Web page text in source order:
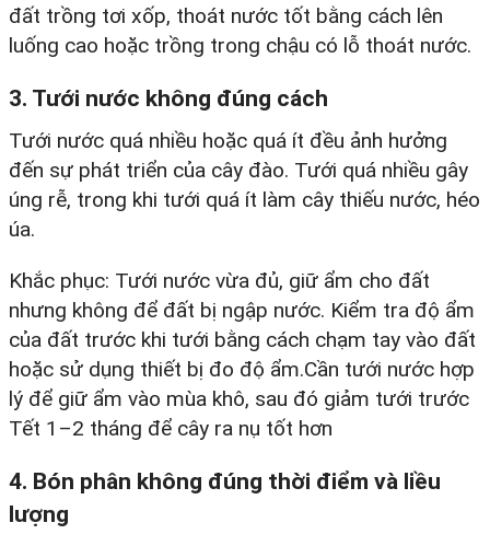
đất trồng tơi xốp, thoát nước tốt bằng cách lên
luống cao hoặc trồng trong chậu có lỗ thoát nước.​
3. Tưới nước không đúng cách
Tưới nước quá nhiều hoặc quá ít đều ảnh hưởng
đến sự phát triển của cây đào. Tưới quá nhiều gây
úng rễ, trong khi tưới quá ít làm cây thiếu nước, héo
úa.​
Khắc phục: Tưới nước vừa đủ, giữ ẩm cho đất
nhưng không để đất bị ngập nước. Kiểm tra độ ẩm
của đất trước khi tưới bằng cách chạm tay vào đất
hoặc sử dụng thiết bị đo độ ẩm.​Cần tưới nước hợp
lý để giữ ẩm vào mùa khô, sau đó giảm tưới trước
Tết 1–2 tháng để cây ra nụ tốt hơn
4. Bón phân không đúng thời điểm và liều
lượng